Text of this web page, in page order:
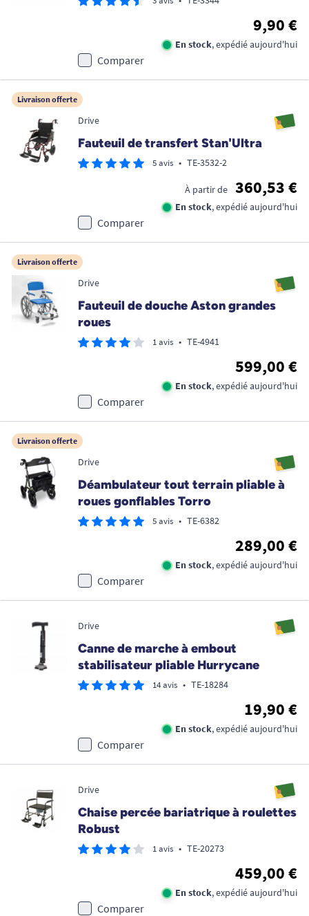
9,90 €
En stock, expédié aujourd'hui
Comparer
Livraison offerte
Drive
Fauteuil de transfert Stan'Ultra
5 avis • TE-3532-2
À partir de 360,53 €
En stock, expédié aujourd'hui
Comparer
Livraison offerte
Drive
Fauteuil de douche Aston grandes
roues
1 avis • TE-4941
599,00 €
En stock, expédié aujourd'hui
Comparer
Livraison offerte
Drive
Déambulateur tout terrain pliable à
roues gonflables Torro
5 avis • TE-6382
289,00 €
En stock, expédié aujourd'hui
Comparer
Drive
Canne de marche à embout
stabilisateur pliable Hurrycane
14 avis • TE-18284
19,90 €
En stock, expédié aujourd'hui
Comparer
Drive
Chaise percée bariatrique à roulettes
Robust
1 avis • TE-20273
459,00 €
En stock, expédié aujourd'hui
Comparer